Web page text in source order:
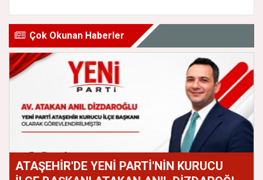
Çok Okunan Haberler
ATAŞEHİR'DE YENİ PARTİ'NİN KURUCU